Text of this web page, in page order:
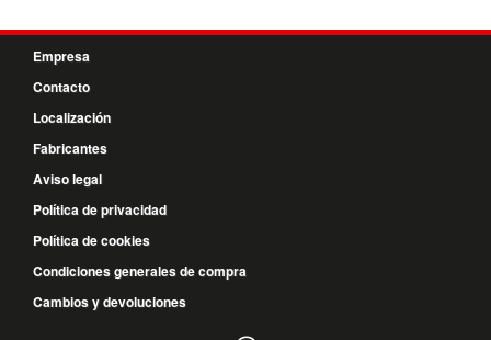
Empresa
Contacto
Localización
Fabricantes
Aviso legal
Política de privacidad
Política de cookies
Condiciones generales de compra
Cambios y devoluciones